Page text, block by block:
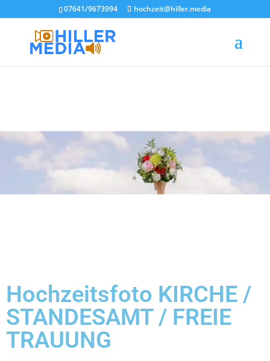
07641/9673994 hochzeit@hiller.media
Hochzeitsfoto KIRCHE /
STANDESAMT / FREIE
TRAUUNG